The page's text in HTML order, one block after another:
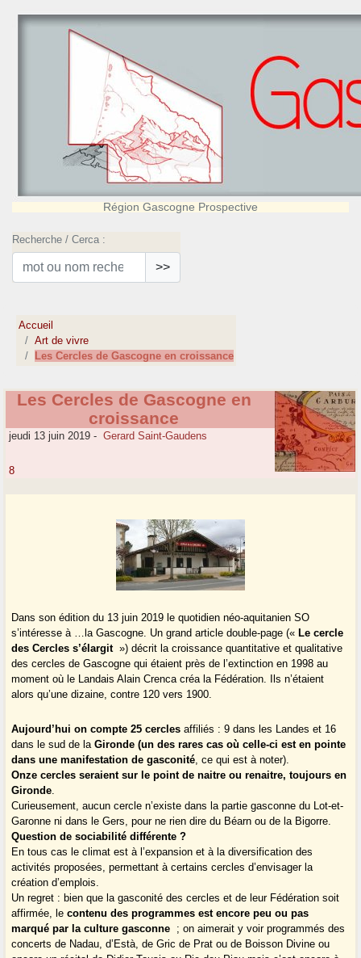
Région Gascogne Prospective
Recherche / Cerca :
>>
Accueil
Art de vivre
Les Cercles de Gascogne en croissance
Les Cercles de Gascogne en
croissance
jeudi 13 juin 2019 - Gerard Saint-Gaudens
8
Dans son édition du 13 juin 2019 le quotidien néo-aquitanien SO
s’intéresse à …la Gascogne. Un grand article double-page (« Le cercle
des Cercles s’élargit ») décrit la croissance quantitative et qualitative
des cercles de Gascogne qui étaient près de l’extinction en 1998 au
moment où le Landais Alain Crenca créa la Fédération. Ils n’étaient
alors qu’une dizaine, contre 120 vers 1900.
Aujourd’hui on compte 25 cerclesaffiliés : 9 dans les Landes et 16
dans le sud de laGironde (un des rares cas où celle-ci est en pointe
dans une manifestation de gasconité, ce qui est à noter).
Onze cercles seraient sur le point de naitre ou renaitre, toujours en
Gironde.
Curieusement, aucun cercle n’existe dans la partie gasconne du Lot-et-
Garonne ni dans le Gers, pour ne rien dire du Béarn ou de la Bigorre.
Question de sociabilité différente ?
En tous cas le climat est à l’expansion et à la diversification des
activités proposées, permettant à certains cercles d’envisager la
création d’emplois.
Un regret : bien que la gasconité des cercles et de leur Fédération soit
affirmée, lecontenu des programmes est encore peu ou pas
marqué par la culture gasconne ; on aimerait y voir programmés des
concerts de Nadau, d’Està, de Gric de Prat ou de Boisson Divine ou